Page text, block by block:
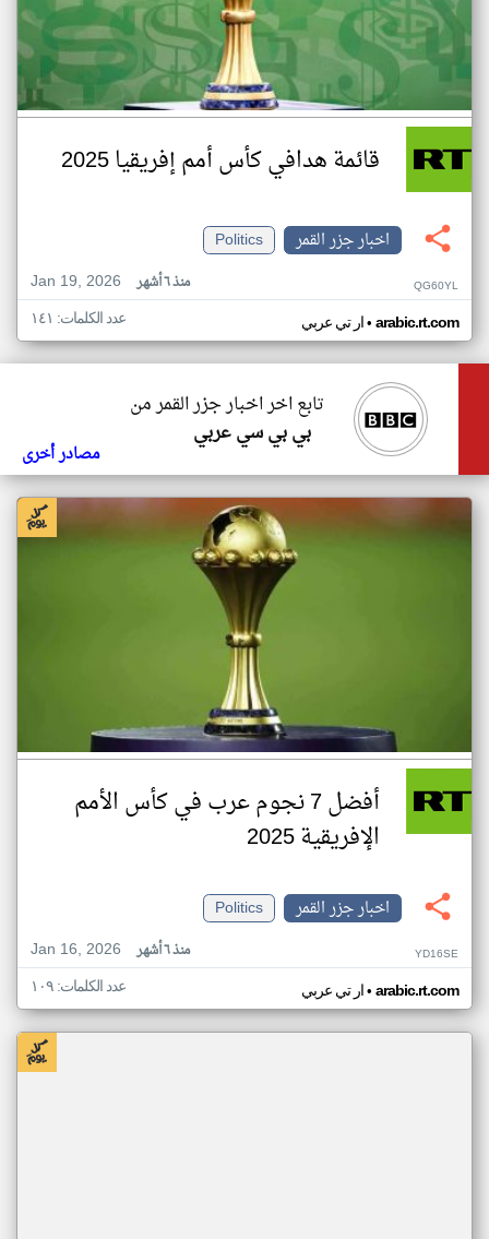
قائمة هدافي كأس أمم إفريقيا 2025
اخبار جزر القمر
Politics
Jan 19, 2026
منذ ٦ أشهر QG60YL
ار تي عربي• arabic.rt.com عدد الكلمات: ١٤١
تابع اخر اخبار جزر القمر من
بي بي سي عربي
مصادر أخرى
أفضل 7 نجوم عرب في كأس الأمم
الإفريقية 2025
اخبار جزر القمر
Politics
Jan 16, 2026
منذ ٦ أشهر YD16SE
ار تي عربي• arabic.rt.com عدد الكلمات: ١٠٩